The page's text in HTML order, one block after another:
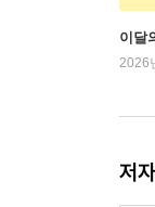
이달
2026
저